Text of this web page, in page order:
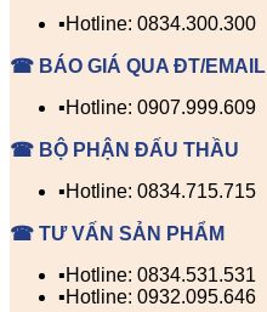
▪️Hotline: 0834.300.300
☎ BÁO GIÁ QUA ĐT/EMAIL
▪️Hotline: 0907.999.609
☎ BỘ PHẬN ĐẤU THẦU
▪️Hotline: 0834.715.715
☎ TƯ VẤN SẢN PHẨM
▪️Hotline: 0834.531.531
▪️Hotline: 0932.095.646